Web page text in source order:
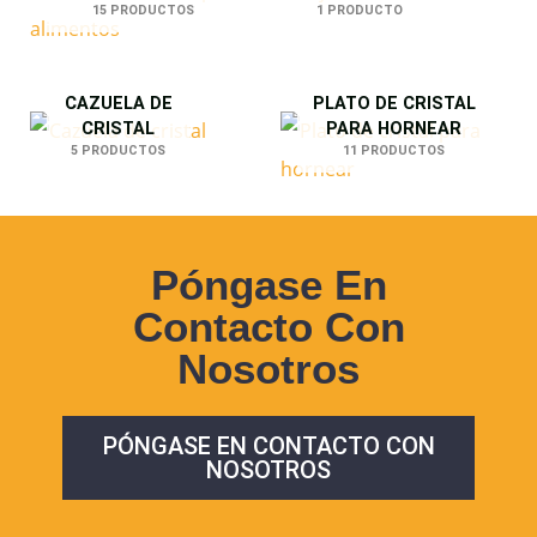
15 PRODUCTOS 1 PRODUCTO
CAZUELA DE
CRISTAL
5 PRODUCTOS
PLATO DE CRISTAL
PARA HORNEAR
11 PRODUCTOS
Póngase En
Contacto Con
Nosotros
PÓNGASE EN CONTACTO CON
NOSOTROS